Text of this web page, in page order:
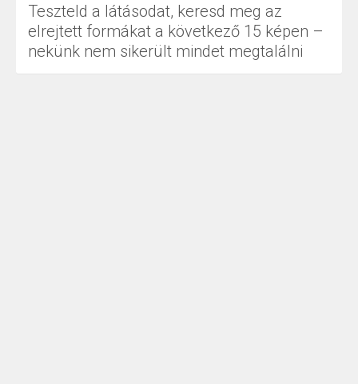
Teszteld a látásodat, keresd meg az
elrejtett formákat a következő 15 képen –
nekünk nem sikerült mindet megtalálni